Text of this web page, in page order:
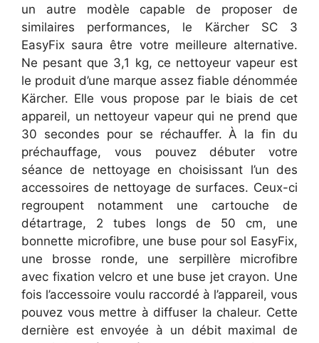
un autre modèle capable de proposer de
similaires performances, le Kärcher SC 3
EasyFix saura être votre meilleure alternative.
Ne pesant que 3,1 kg, ce nettoyeur vapeur est
le produit d’une marque assez fiable dénommée
Kärcher. Elle vous propose par le biais de cet
appareil, un nettoyeur vapeur qui ne prend que
30 secondes pour se réchauffer. À la fin du
préchauffage, vous pouvez débuter votre
séance de nettoyage en choisissant l’un des
accessoires de nettoyage de surfaces. Ceux-ci
regroupent notamment une cartouche de
détartrage, 2 tubes longs de 50 cm, une
bonnette microfibre, une buse pour sol EasyFix,
une brosse ronde, une serpillère microfibre
avec fixation velcro et une buse jet crayon. Une
fois l’accessoire voulu raccordé à l’appareil, vous
pouvez vous mettre à diffuser la chaleur. Cette
dernière est envoyée à un débit maximal de